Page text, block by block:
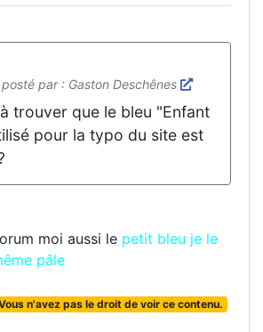
par : Gaston Deschênes
trouver que le bleu "Enfant
pour la typo du site est
moi aussi le petit bleu je le
pâle
n'avez pas le droit de voir ce contenu.